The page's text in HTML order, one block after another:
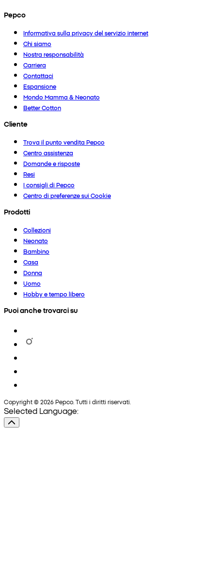
Pepco
Informativa sulla privacy del servizio internet
Chi siamo
Nostra responsabilità
Carriera
Contattaci
Espansione
Mondo Mamma & Neonato
Better Cotton
Cliente
Trova il punto vendita Pepco
Centro assistenza
Domande e risposte
Resi
I consigli di Pepco
Centro di preferenze sui Cookie
Prodotti
Collezioni
Neonato
Bambino
Casa
Donna
Uomo
Hobby e tempo libero
Puoi anche trovarci su
Copyright © 2026 Pepco. Tutti i diritti riservati.
Selected Language: